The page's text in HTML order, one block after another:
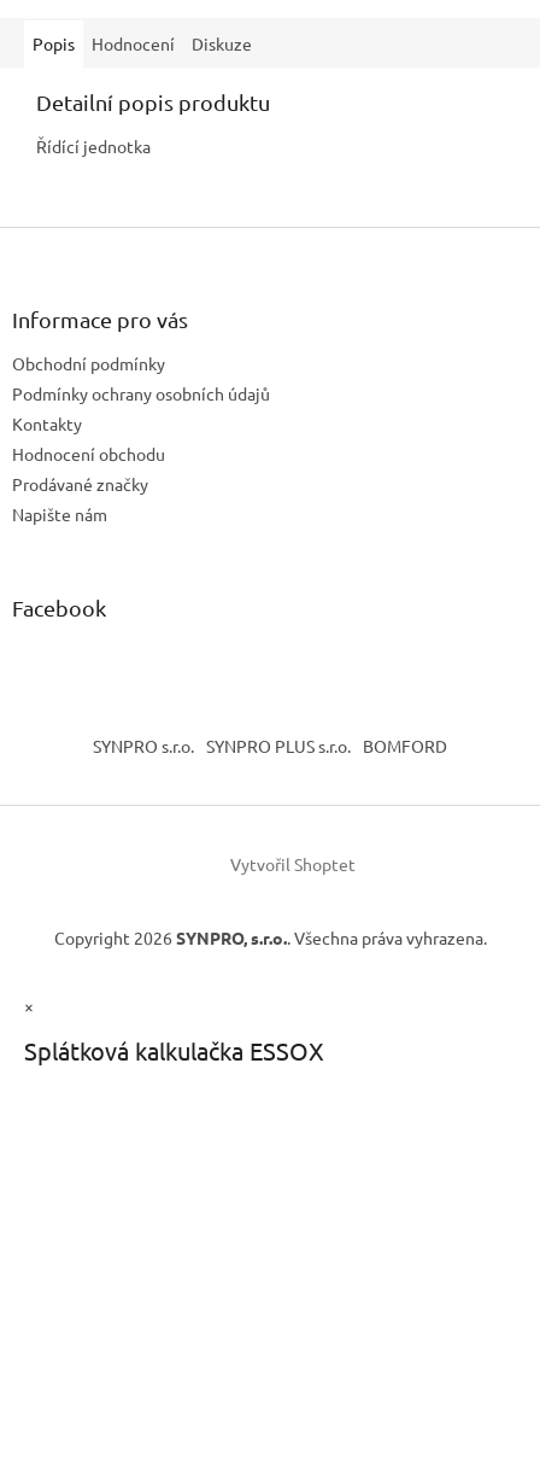
Popis Hodnocení Diskuze
Detailní popis produktu
Řídící jednotka
Z
Informace pro vás
Obchodní podmínky
Podmínky ochrany osobních údajů
Kontakty
Hodnocení obchodu
Prodávané značky
Napište nám
Facebook
SYNPRO s.r.o. SYNPRO PLUS s.r.o. BOMFORD
Vytvořil Shoptet
Copyright 2026 SYNPRO, s.r.o.. Všechna práva vyhrazena.
×
Splátková kalkulačka ESSOX